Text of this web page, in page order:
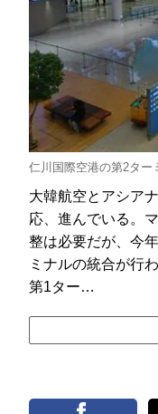
仁川国際空港の第2ター
大韓航空とアシア
応、進んでいる。
整は必要だが、今
ミナルの統合が行
第1ター…